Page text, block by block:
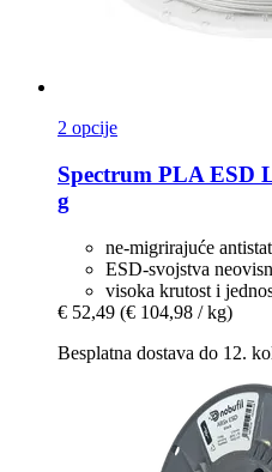
2 opcije
Spectrum PLA ESD
g
ne-migrirajuće
ESD-svojstva
visoka krutost i
€ 52,49 (€ 104,98 / kg)
Besplatna dostava do 12.